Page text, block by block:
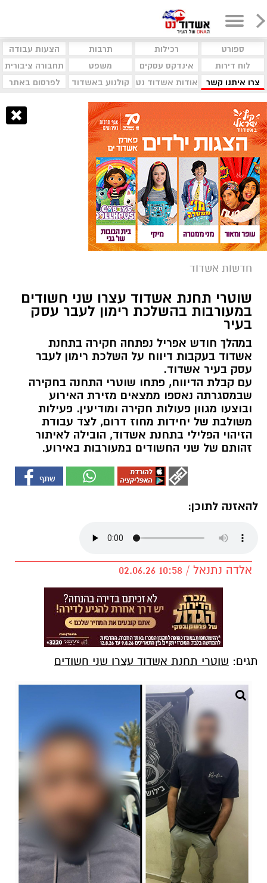
ספורט רכילות תרבות
הצעות עבודה
לוח דירות
אינדקס עסקים משפט
תחבורה ציבורית
צרו איתנו קשר
אודות אשדוד נט קולנוע באשדוד לפרסום באתר
חדשות אשדוד
שוטרי תחנת אשדוד עצרו שני חשודים
במעורבות בהשלכת רימון לעבר עסק
בעיר
במהלך חודש אפריל נפתחה חקירה בתחנת
אשדוד בעקבות דיווח על השלכת רימון לעבר
עסק בעיר אשדוד.
עם קבלת הדיווח, פתחו שוטרי התחנה בחקירה
שבמסגרתה נאספו ממצאים מזירת האירוע
ובוצעו מגוון פעולות חקירה ומודיעין. פעילות
משולבת של יחידות מחוז דרום, לצד עבודת
הזיהוי הפלילי בתחנת אשדוד, הובילה לאיתור
זהותם של שני החשודים במעורבות באירוע.
להאזנה לתוכן:
אלדה נתנאל / 10:58 02.06.26
תגים: שוטרי תחנת אשדוד עצרו שני חשודים